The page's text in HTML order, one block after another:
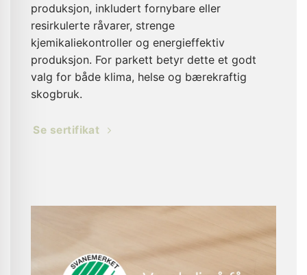
produksjon, inkludert fornybare eller
resirkulerte råvarer, strenge
kjemikaliekontroller og energieffektiv
produksjon. For parkett betyr dette et godt
valg for både klima, helse og bærekraftig
skogbruk.
Se sertifikat